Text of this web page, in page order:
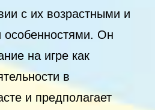
с их возрастными и
Он
на игре как
в
и предполагает